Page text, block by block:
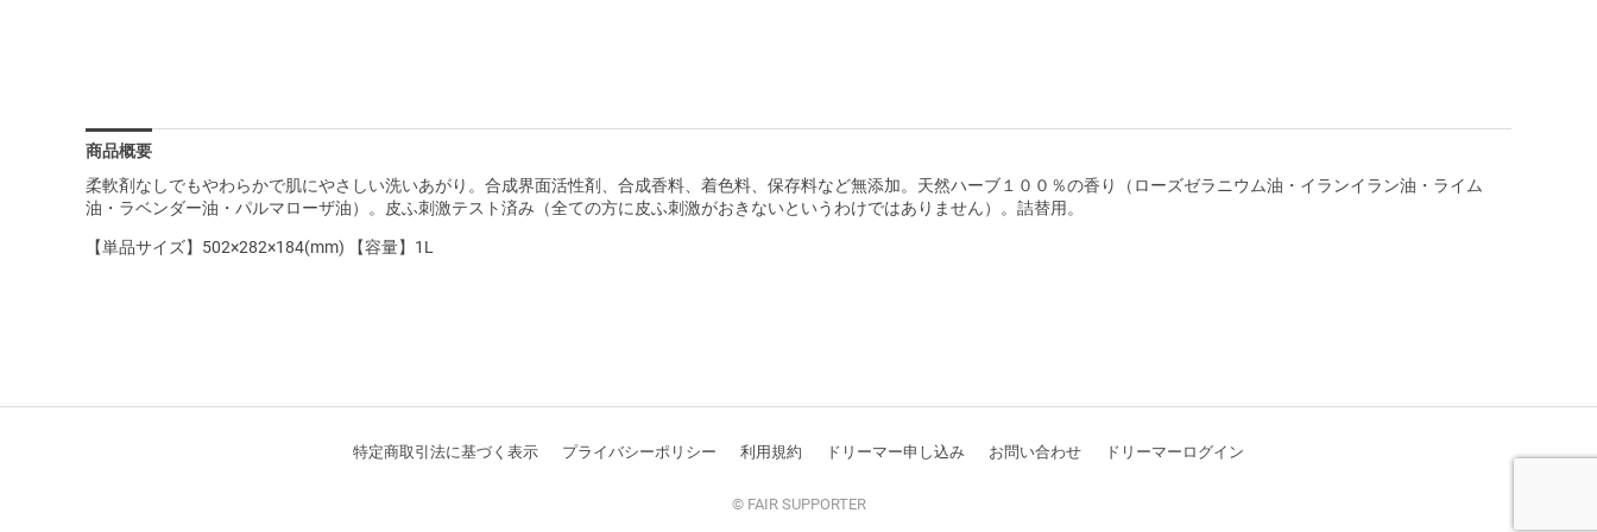
商品概要
柔軟剤なしでもやわらかで肌にやさしい洗いあがり。合成界面活性剤、合成香料、着色料、保存料など無添加。天然ハーブ１００％の香り（ローズゼラニウム油・イランイラン油・ライム
油・ラベンダー油・パルマローザ油）。皮ふ刺激テスト済み（全ての方に皮ふ刺激がおきないというわけではありません）。詰替用。
【単品サイズ】502×282×184(mm) 【容量】1L
特定商取引法に基づく表示 プライバシーポリシー 利用規約 ドリーマー申し込み お問い合わせ ドリーマーログイン
© FAIR SUPPORTER